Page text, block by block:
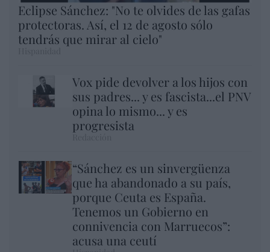
Eclipse Sánchez: "No te olvides de las gafas
protectoras. Así, el 12 de agosto sólo
tendrás que mirar al cielo"
Vox pide devolver a los hijos con
sus padres... y es fascista...el PNV
opina lo mismo... y es
progresista
“Sánchez es un sinvergüenza
que ha abandonado a su país,
porque Ceuta es España.
Tenemos un Gobierno en
connivencia con Marruecos”:
acusa una ceutí